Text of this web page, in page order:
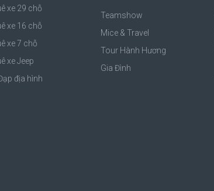
xe 29 chỗ
xe 16 chỗ
xe 7 chỗ
xe Jeep
địa hình
Teamshow
Mice & Travel
Tour Hành Hương
Gia Đình